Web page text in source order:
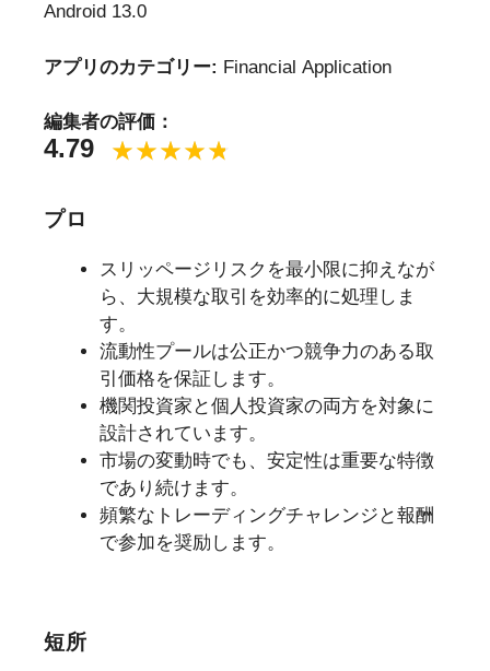
Android 13.0
アプリのカテゴリー: Financial Application
編集者の評価：
4.79
プロ
スリッページリスクを最小限に抑えなが
ら、大規模な取引を効率的に処理しま
す。
流動性プールは公正かつ競争力のある取
引価格を保証します。
機関投資家と個人投資家の両方を対象に
設計されています。
市場の変動時でも、安定性は重要な特徴
であり続けます。
頻繁なトレーディングチャレンジと報酬
で参加を奨励します。
短所